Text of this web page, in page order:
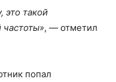
это такой
частоты», — отметил
попал